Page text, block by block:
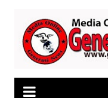
content